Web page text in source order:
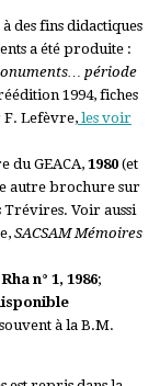
des fins didactiques
a été produite :
période
1994, fiches
F. Lefèvre, les voir
du GEACA,1980 (et
autre brochure sur
Trévires. Voir aussi
SACSAM Mémoires
Rha n° 1, 1986;
à la B.M.